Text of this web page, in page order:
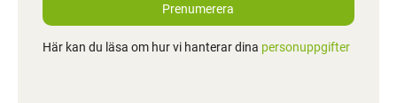
Prenumerera
Här kan du läsa om hur vi hanterar dina personuppgifter